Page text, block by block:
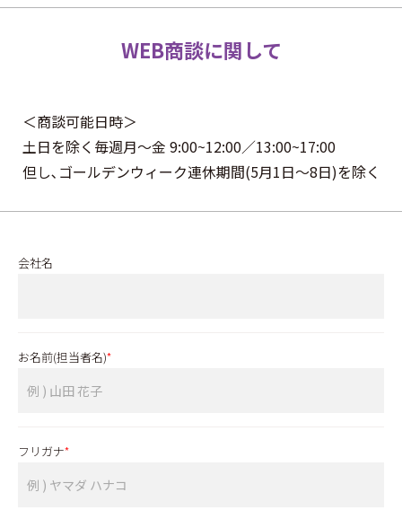
WEB商談に関して
＜商談可能日時＞
土日を除く毎週月〜金 9:00~12:00／13:00~17:00
但し､ゴールデンウィーク連休期間(5月1日〜8日)を除く
会社名
お名前(担当者名)*
フリガナ*